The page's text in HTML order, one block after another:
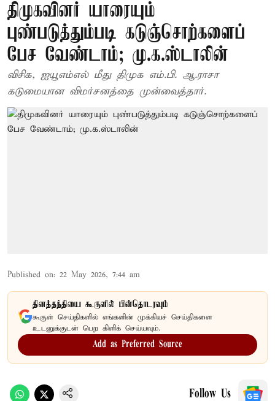
திமுகவினர் யாரையும்
புண்படுத்தும்படி கடுஞ்சொற்களைப்
பேச வேண்டாம்; மு.க.ஸ்டாலின்
விசிக, ஐயூஎம்எல் மீது திமுக எம்.பி. ஆ.ராசா
கடுமையான விமர்சனத்தை முன்வைத்தார்.
Published on: 22 May 2026, 7:44 am
தினத்தந்தியை கூகுளில் பின்தொடரவும்
கூகுள் செய்திகளில் எங்களின் முக்கியச் செய்திகளை
உடனுக்குடன் பெற கிளிக் செய்யவும்.
Add as Preferred Source
Follow Us